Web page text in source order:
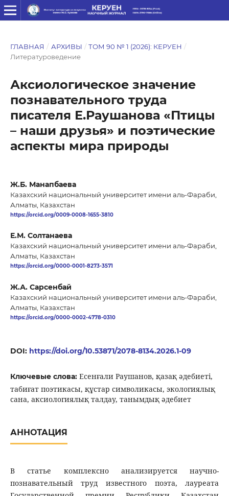
ГЛАВНАЯ / АРХИВЫ / ТОМ 90 № 1 (2026): КЕРУЕН /
Литературоведение
Аксиологическое значение
познавательного труда
писателя Е.Раушанова «Птицы
– наши друзья» и поэтические
аспекты мира природы
Ж.Б. Манапбаева
Казахский национальный университет имени аль-Фараби,
Алматы, Казахстан
https://orcid.org/0009-0008-1655-3810
Е.М. Солтанаева
Казахский национальный университет имени аль-Фараби,
Алматы, Казахстан
https://orcid.org/0000-0001-8273-3571
Ж.А. Сарсенбай
Казахский национальный университет имени аль-Фараби,
Алматы, Казахстан
https://orcid.org/0000-0002-4778-0310
DOI: https://doi.org/10.53871/2078-8134.2026.1-09
Ключевые слова: Есенғали Раушанов, қазақ әдебиеті,
табиғат поэтикасы, құстар символикасы, экологиялық
сана, аксиологиялық талдау, танымдық әдебиет
АННОТАЦИЯ
В статье комплексно анализируется научно-
познавательный труд известного поэта, лауреата